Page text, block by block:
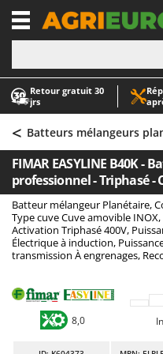
Retour gratuit 30
jrs
-1
A
Abris de jardin
Accessoires pour
Aérateurs
Arracheuses de
Aspirateurs - Balais
Aspirateurs à
Aspirateurs à
Aspirateurs
Atomiseurs agricoles
A
AgriEuro Premium
AgriEuro TOP-LINE
AGT
Aima
Airmec
AL-KO
Alce
Alpina
< Batteurs mélangeurs
FIMAR EASYLINE B40K
professionnel - Triphasé -
Batteur mélangeur Planétaire,
Type cuve Cuve amovible
Activation Triphasé 400V,
Électrique à induction,
transmission À engrenages,
8,0